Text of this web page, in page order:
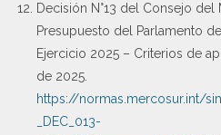
Decisión N°13 del Consejo
Presupuesto del Parlamento
Ejercicio 2025 – Criterios de
de 2025.
https://normas.mercosur.int/
_DEC_013-